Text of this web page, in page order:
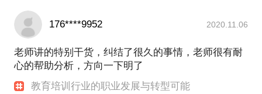
176****9952 2020.11.06
老师讲的特别干货，纠结了很久的事情，老师很有耐
心的帮助分析，方向一下明了
教育培训行业的职业发展与转型可能